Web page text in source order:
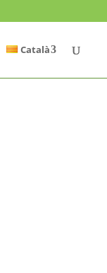
Català